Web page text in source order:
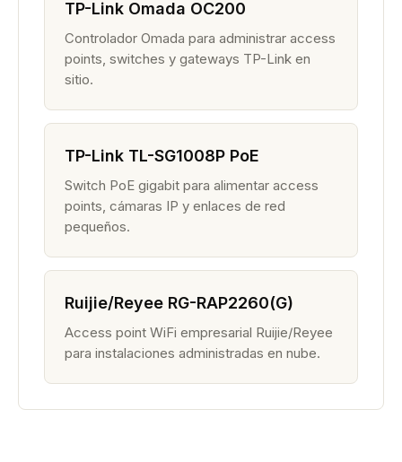
TP-Link Omada OC200
Controlador Omada para administrar access
points, switches y gateways TP-Link en
sitio.
TP-Link TL-SG1008P PoE
Switch PoE gigabit para alimentar access
points, cámaras IP y enlaces de red
pequeños.
Ruijie/Reyee RG-RAP2260(G)
Access point WiFi empresarial Ruijie/Reyee
para instalaciones administradas en nube.